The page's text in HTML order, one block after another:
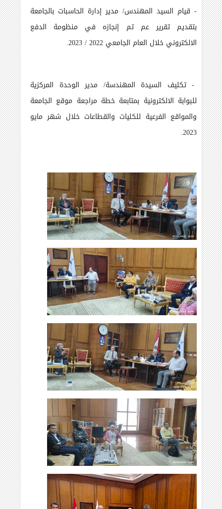
- قيام السيد المهندس/ مدير إدارة الحاسبات بالجامعة
بتقديم تقرير عم تم إنجازه في منظومة الدفع
الالكتروني خلال العام الجامعي 2022 / 2023.
- تكليف السيدة المهندسة/ مدير الوحدة المركزية
للبوابة الالكترونية بمتابعة خطة مراجعة موقع الجامعة
والمواقع الفرعية للكليات والقطاعات خلال شهر مايو
2023.